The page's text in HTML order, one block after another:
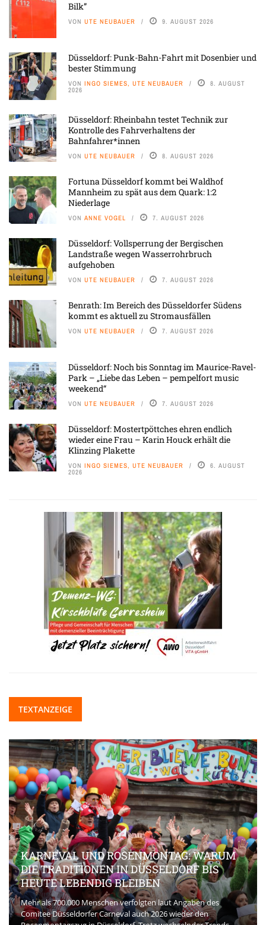
Bilk”
VON UTE NEUBAUER 9. AUGUST 2026
Düsseldorf: Punk-Bahn-Fahrt mit Dosenbier und
bester Stimmung
VON INGO SIEMES, UTE NEUBAUER 8. AUGUST
2026
Düsseldorf: Rheinbahn testet Technik zur
Kontrolle des Fahrverhaltens der
Bahnfahrer*innen
VON UTE NEUBAUER 8. AUGUST 2026
Fortuna Düsseldorf kommt bei Waldhof
Mannheim zu spät aus dem Quark: 1:2
Niederlage
VON ANNE VOGEL 7. AUGUST 2026
Düsseldorf: Vollsperrung der Bergischen
Landstraße wegen Wasserrohrbruch
aufgehoben
VON UTE NEUBAUER 7. AUGUST 2026
Benrath: Im Bereich des Düsseldorfer Südens
kommt es aktuell zu Stromausfällen
VON UTE NEUBAUER 7. AUGUST 2026
Düsseldorf: Noch bis Sonntag im Maurice-Ravel-
Park – „Liebe das Leben – pempelfort music
weekend“
VON UTE NEUBAUER 7. AUGUST 2026
Düsseldorf: Mostertpöttches ehren endlich
wieder eine Frau – Karin Houck erhält die
Klinzing Plakette
VON INGO SIEMES, UTE NEUBAUER 6. AUGUST
2026
TEXTANZEIGE
KARNEVAL UND ROSENMONTAG: WARUM
DIE TRADITIONEN IN DÜSSELDORF BIS
HEUTE LEBENDIG BLEIBEN
Mehr als 700.000 Menschen verfolgten laut Angaben des
Comitee Düsseldorfer Carneval auch 2026 wieder den